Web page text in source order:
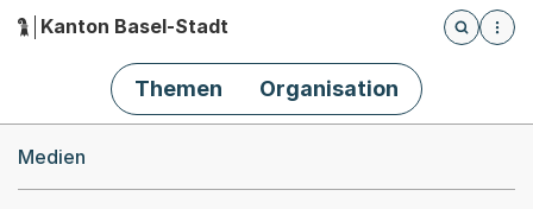
Hauptnavigation
Kanton Basel-Stadt
Öffnet
Themen Organisation
Medien